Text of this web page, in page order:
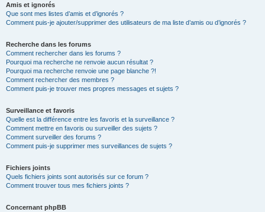
Amis et ignorés
Que sont mes listes d’amis et d’ignorés ?
Comment puis-je ajouter/supprimer des utilisateurs de ma liste d’amis ou d’ignorés ?
Recherche dans les forums
Comment rechercher dans les forums ?
Pourquoi ma recherche ne renvoie aucun résultat ?
Pourquoi ma recherche renvoie une page blanche ?!
Comment rechercher des membres ?
Comment puis-je trouver mes propres messages et sujets ?
Surveillance et favoris
Quelle est la différence entre les favoris et la surveillance ?
Comment mettre en favoris ou surveiller des sujets ?
Comment surveiller des forums ?
Comment puis-je supprimer mes surveillances de sujets ?
Fichiers joints
Quels fichiers joints sont autorisés sur ce forum ?
Comment trouver tous mes fichiers joints ?
Concernant phpBB